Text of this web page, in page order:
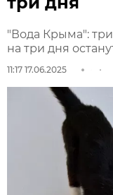
"Вода Крыма":
на три дня
11:17 17.06.2025